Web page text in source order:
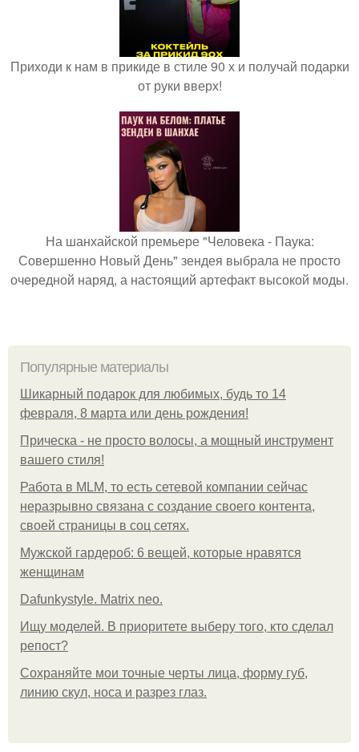
Приходи к нам в прикиде в стиле 90 х и получай подарки
от руки вверх!
На шанхайской премьере "Человека - Паука:
Совершенно Новый День" зендея выбрала не просто
очередной наряд, а настоящий артефакт высокой моды.
Популярные материалы
Шикарный подарок для любимых, будь то 14
февраля, 8 марта или день рождения!
Прическа - не просто волосы, а мощный инструмент
вашего стиля!
Работа в MLM, то есть сетевой компании сейчас
неразрывно связана с создание своего контента,
своей страницы в соц сетях.
Мужской гардероб: 6 вещей, которые нравятся
женщинам
Dafunkystyle. Matrix neo.
Ищу моделей. В приоритете выберу того, кто сделал
репост?
Сохраняйте мои точные черты лица, форму губ,
линию скул, носа и разрез глаз.